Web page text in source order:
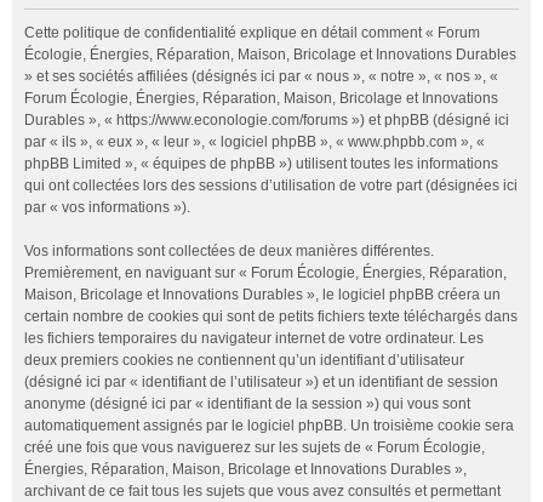
Cette politique de confidentialité explique en détail comment « Forum
Écologie, Énergies, Réparation, Maison, Bricolage et Innovations Durables
» et ses sociétés affiliées (désignés ici par « nous », « notre », « nos », «
Forum Écologie, Énergies, Réparation, Maison, Bricolage et Innovations
Durables », « https://www.econologie.com/forums ») et phpBB (désigné ici
par « ils », « eux », « leur », « logiciel phpBB », « www.phpbb.com », «
phpBB Limited », « équipes de phpBB ») utilisent toutes les informations
qui ont collectées lors des sessions d’utilisation de votre part (désignées ici
par « vos informations »).
Vos informations sont collectées de deux manières différentes.
Premièrement, en naviguant sur « Forum Écologie, Énergies, Réparation,
Maison, Bricolage et Innovations Durables », le logiciel phpBB créera un
certain nombre de cookies qui sont de petits fichiers texte téléchargés dans
les fichiers temporaires du navigateur internet de votre ordinateur. Les
deux premiers cookies ne contiennent qu’un identifiant d’utilisateur
(désigné ici par « identifiant de l’utilisateur ») et un identifiant de session
anonyme (désigné ici par « identifiant de la session ») qui vous sont
automatiquement assignés par le logiciel phpBB. Un troisième cookie sera
créé une fois que vous naviguerez sur les sujets de « Forum Écologie,
Énergies, Réparation, Maison, Bricolage et Innovations Durables »,
archivant de ce fait tous les sujets que vous avez consultés et permettant